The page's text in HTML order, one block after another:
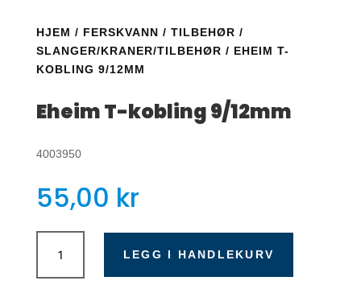
HJEM / FERSKVANN / TILBEHØR /
SLANGER/KRANER/TILBEHØR / EHEIM T-
KOBLING 9/12MM
Eheim T-kobling 9/12mm
4003950
55,00 kr
Eheim
kobling
LEGG I HANDLEKURV